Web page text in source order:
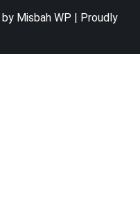
by Misbah WP | Proudly